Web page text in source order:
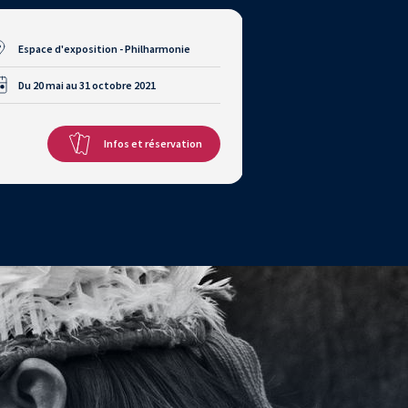
Espace d'exposition - Philharmonie
Du 20 mai au 31 octobre 2021
Infos et réservation